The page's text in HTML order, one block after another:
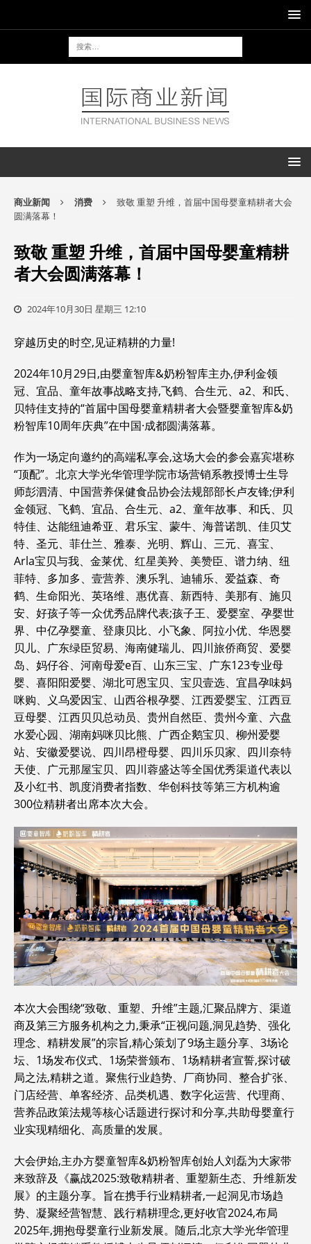
商业新闻 消费
致敬 重塑 升维，首届中国母婴童精耕者大会
圆满落幕！
致敬 重塑 升维，首届中国母婴童精耕
者大会圆满落幕！
2024年10月30日 星期三 12:10
穿越历史的时空,见证精耕的力量!
2024年10月29日,由婴童智库&奶粉智库主办,伊利金领
冠、宜品、童年故事战略支持,飞鹤、合生元、a2、和氏、
贝特佳支持的“首届中国母婴童精耕者大会暨婴童智库&奶
粉智库10周年庆典”在中国·成都圆满落幕。
作为一场定向邀约的高端私享会,这场大会的参会嘉宾堪称
“顶配”。北京大学光华管理学院市场营销系教授博士生导
师彭泗清、中国营养保健食品协会法规部部长卢友锋;伊利
金领冠、飞鹤、宜品、合生元、a2、童年故事、和氏、贝
特佳、达能纽迪希亚、君乐宝、蒙牛、海普诺凯、佳贝艾
特、圣元、菲仕兰、雅泰、光明、辉山、三元、喜宝、
Arla宝贝与我、金莱优、红星美羚、美赞臣、谱力纳、纽
菲特、多加多、壹营养、澳乐乳、迪辅乐、爱益森、奇
鹤、生命阳光、英珞维、惠优喜、新西特、美那有、施贝
安、好孩子等一众优秀品牌代表;孩子王、爱婴室、孕婴世
界、中亿孕婴童、登康贝比、小飞象、阿拉小优、华恩婴
贝儿、广东绿臣贸易、海南健瑞儿、四川旅侨商贸、爱婴
岛、妈仔谷、河南母爱e百、山东三宝、广东123专业母
婴、喜阳阳爱婴、湖北可恩宝贝、宝贝壹选、宜昌孕味妈
咪购、义乌爱因宝、山西谷根孕婴、江西爱婴宝、江西豆
豆母婴、江西贝贝总动员、贵州自然臣、贵州今童、六盘
水爱心园、湖南妈咪贝比熊、广西企鹅宝贝、柳州爱婴
站、安徽爱婴说、四川昂橙母婴、四川乐贝家、四川奈特
天使、广元那屋宝贝、四川蓉盛达等全国优秀渠道代表以
及小红书、凯度消费者指数、华创科技等第三方机构逾
300位精耕者出席本次大会。
本次大会围绕“致敬、重塑、升维”主题,汇聚品牌方、渠道
商及第三方服务机构之力,秉承“正视问题,洞见趋势、强化
理念、精耕发展”的宗旨,精心策划了9场主题分享、3场论
坛、1场发布仪式、1场荣誉颁布、1场精耕者宣誓,探讨破
局之法,精耕之道。聚焦行业趋势、厂商协同、整合扩张、
门店经营、单客经济、品类机遇、数字化运营、代理商、
营养品政策法规等核心话题进行探讨和分享,共助母婴童行
业实现精细化、高质量的发展。
大会伊始,主办方婴童智库&奶粉智库创始人刘磊为大家带
来致辞及《赢战2025:致敬精耕者、重塑新生态、升维新发
展》的主题分享。旨在携手行业精耕者,一起洞见市场趋
势、凝聚经营智慧、践行精耕理念,更好收官2024,布局
2025年,拥抱母婴童行业新发展。随后,北京大学光华管理